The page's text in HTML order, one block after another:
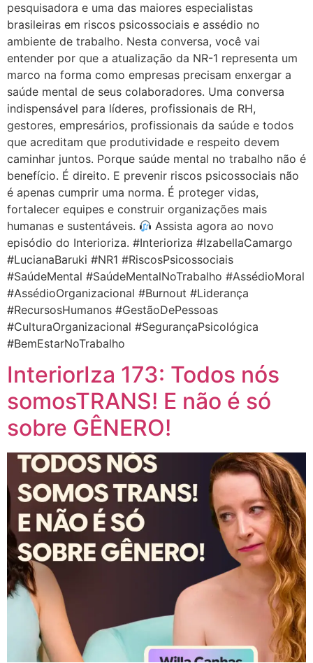
pesquisadora e uma das maiores especialistas
brasileiras em riscos psicossociais e assédio no
ambiente de trabalho. Nesta conversa, você vai
entender por que a atualização da NR-1 representa um
marco na forma como empresas precisam enxergar a
saúde mental de seus colaboradores. Uma conversa
indispensável para líderes, profissionais de RH,
gestores, empresários, profissionais da saúde e todos
que acreditam que produtividade e respeito devem
caminhar juntos. Porque saúde mental no trabalho não é
benefício. É direito. E prevenir riscos psicossociais não
é apenas cumprir uma norma. É proteger vidas,
fortalecer equipes e construir organizações mais
humanas e sustentáveis.
Assista agora ao novo
episódio do Interioriza. #Interioriza #IzabellaCamargo
#LucianaBaruki #NR1 #RiscosPsicossociais
#SaúdeMental #SaúdeMentalNoTrabalho #AssédioMoral
#AssédioOrganizacional #Burnout #Liderança
#RecursosHumanos #GestãoDePessoas
#CulturaOrganizacional #SegurançaPsicológica
#BemEstarNoTrabalho
InteriorIza 173: Todos nós
somosTRANS! E não é só
sobre GÊNERO!